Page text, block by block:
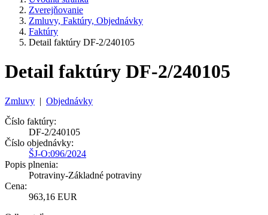
Zverejňovanie
Zmluvy, Faktúry, Objednávky
Faktúry
Detail faktúry DF-2/240105
Detail faktúry DF-2/240105
Zmluvy | Objednávky
Číslo faktúry:
DF-2/240105
Číslo objednávky:
ŠJ-O:096/2024
Popis plnenia:
Potraviny-Základné potraviny
Cena:
963,16 EUR